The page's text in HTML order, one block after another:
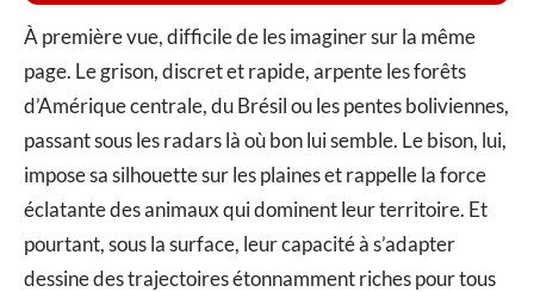
À première vue, difficile de les imaginer sur la même
page. Le grison, discret et rapide, arpente les forêts
d’Amérique centrale, du Brésil ou les pentes boliviennes,
passant sous les radars là où bon lui semble. Le bison, lui,
impose sa silhouette sur les plaines et rappelle la force
éclatante des animaux qui dominent leur territoire. Et
pourtant, sous la surface, leur capacité à s’adapter
dessine des trajectoires étonnamment riches pour tous